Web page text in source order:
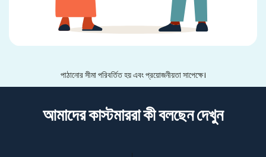
পাঠানোর সীমা পরিবর্তিত হয় এবং প্রয়োজনীয়তা সাপেক্ষে।
আমাদের কাস্টমাররা কী বলছেন দেখুন